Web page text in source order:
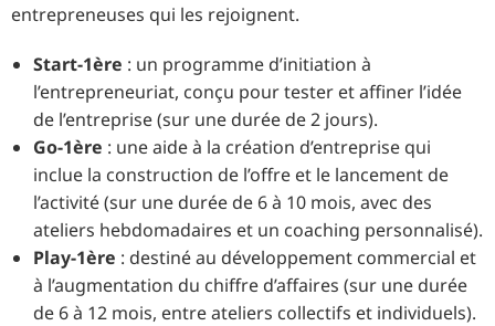
entrepreneuses qui les rejoignent.
Start-1ère : un programme d’initiation à
l’entrepreneuriat, conçu pour tester et affiner l’idée
de l’entreprise (sur une durée de 2 jours).
Go-1ère : une aide à la création d’entreprise qui
inclue la construction de l’offre et le lancement de
l’activité (sur une durée de 6 à 10 mois, avec des
ateliers hebdomadaires et un coaching personnalisé).
Play-1ère : destiné au développement commercial et
à l’augmentation du chiffre d’affaires (sur une durée
de 6 à 12 mois, entre ateliers collectifs et individuels).